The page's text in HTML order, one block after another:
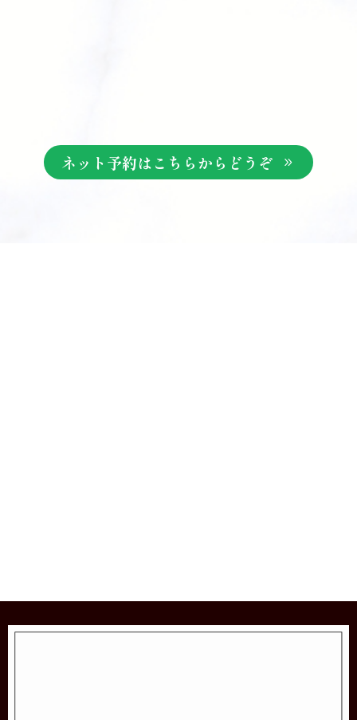
ネット予約はこちらからどうぞ